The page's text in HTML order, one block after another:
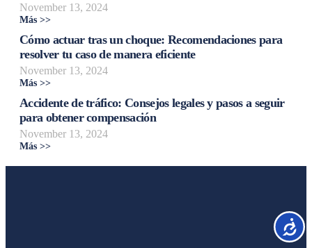
November 13, 2024
Más >>
Cómo actuar tras un choque: Recomendaciones para
resolver tu caso de manera eficiente
November 13, 2024
Más >>
Accidente de tráfico: Consejos legales y pasos a seguir
para obtener compensación
November 13, 2024
Más >>